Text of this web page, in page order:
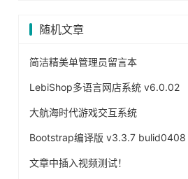
随机文章
简洁精美单管理员留言本
LebiShop多语言网店系统 v6.0.02
大航海时代游戏交互系统
Bootstrap编译版 v3.3.7 bulid0408
文章中插入视频测试！